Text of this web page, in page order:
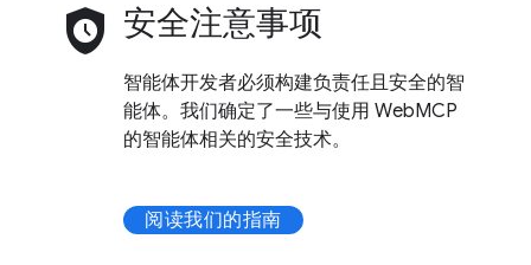
safety_check 安全注意事项
智能体开发者必须构建负责任且安全的智
能体。我们确定了一些与使用 WebMCP
的智能体相关的安全技术。
阅读我们的指南